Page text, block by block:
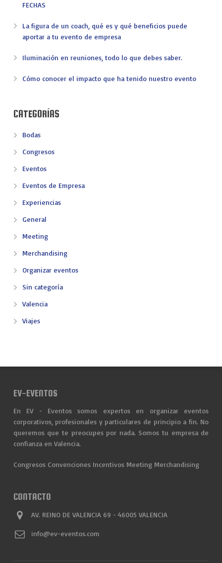
FECHAS
La figura de un coach, qué es y qué beneficios puede
aportar a tu evento de empresa
Iluminación en reuniones, todo lo que debes saber.
Cómo conocer el impacto que ha tenido nuestro evento
CATEGORÍAS
Bodas
Congresos
Eventos
Eventos de Empresa
Experiencias
General
Meeting
Merchandising
Organizar eventos
Sin categoría
Valencia
Viajes
EV-EVENTOS
En EV - Eventos somos expertos en organizar eventos
corporativos, profesionales y particulares de principio a fin. No
queremos que te preocupes por nada. Somos tu empresa de
confianza en Valencia.
Congresos Convenciones Incentivos Meeting Merchandising
CONTACTO
AV. REINO DE VALENCIA 69 - 46005 VALENCIA
info@ev-eventos.com